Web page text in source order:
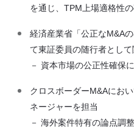
を通じ、TPM上場適格性
経済産業省「公正なM&A
て東証委員の随行者とし
－ 資本市場の公正性確保
クロスボーダーM&Aにお
ネージャーを担当
－ 海外案件特有の論点調